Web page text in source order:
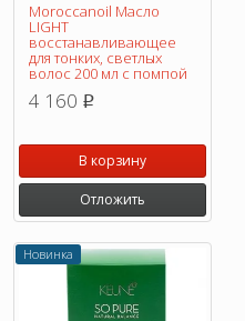
Moroccanoil Масло
LIGHT
восстанавливающее
для тонких, светлых
волос 200 мл с помпой
4 160 p
В корзину
Отложить
Новинка